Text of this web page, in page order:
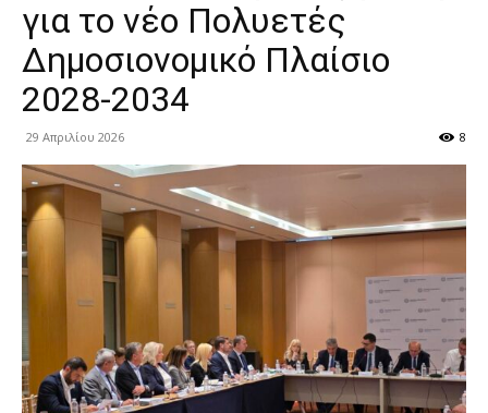
για το νέο Πολυετές
Δημοσιονομικό Πλαίσιο
2028-2034
29 Απριλίου 2026 8